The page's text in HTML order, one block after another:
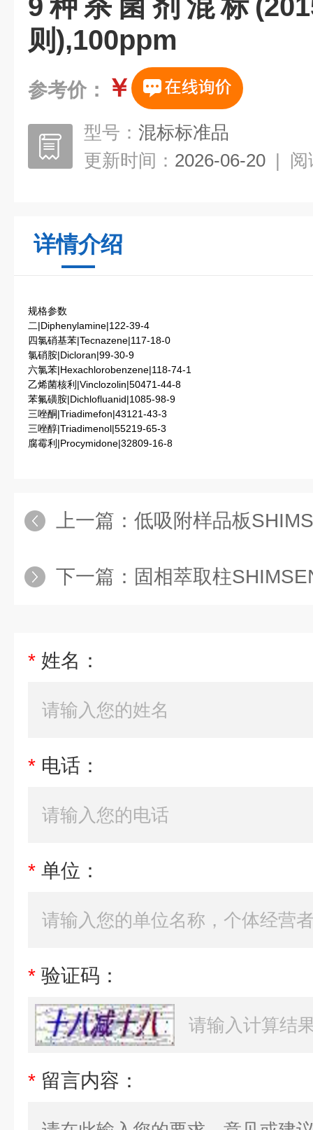
9种杀菌剂混标
则),100ppm
参考价： ￥
型号： 混标标准品
更新时间： 2026-06-20 | 阅
详情介绍
规格参数
二|Diphenylamine|122-39-4
四氯硝基苯|Tecnazene|117-18-0
氯硝胺|Dicloran|99-30-9
六氯苯|Hexachlorobenzene|118-74-1
乙烯菌核利|Vinclozolin|50471-44-8
苯氟磺胺|Dichlofluanid|1085-98-9
三唑酮|Triadimefon|43121-43-3
三唑醇|Triadimenol|55219-65-3
腐霉利|Procymidone|32809-16-8
上一篇： 低吸附样品板
下一篇： 固相萃取柱SHIMSEN Styra
* 姓名：
* 电话：
* 单位：
* 验证码：
* 留言内容：